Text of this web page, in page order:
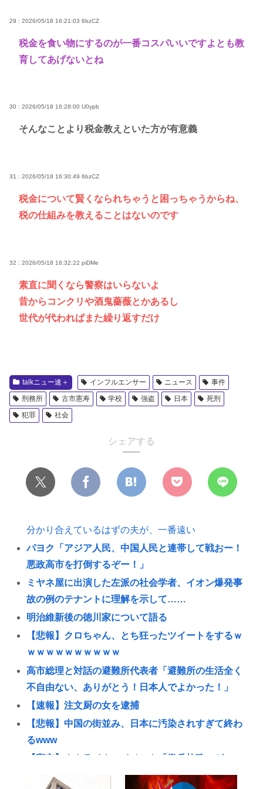
29 : 2026/05/18 16:21:03 6bzCZ
税金を食い物にするのが一番コスパいいですよとも教
育してあげないとね
30 : 2026/05/18 16:28:00 U0ypb
そんなことより税金教えといた方が有意義
31 : 2026/05/18 16:30:49 6bzCZ
税金について賢くなられちゃうと困っちゃうからね、
税の仕組みを教えることはないのです
32 : 2026/05/18 16:32:22 piDMe
素直に聞くなら警察はいらないよ
昔からコンクリや酒鬼薔薇とかあるし
世代が代わればまた繰り返すだけ
talkニュー速＋ インフルエンサー ニュース
事件
刑務所
古市憲寿 学校 強盗 日本
死刑
犯罪
社会
シェアする
分かり合えているはずの夫が、一番遠い
パヨク「アジア人民、中国人民と連帯して戦おー！
悪政高市を打倒するぞー！」
ミヤネ屋に出演した左派の社会学者、イオン爆発事
故の例のテナントに理解を示して……
明治維新後の徳川家について語る
【悲報】クロちゃん、とち狂ったツイートをするｗ
ｗｗｗｗｗｗｗｗｗｗ
高市総理と対話の避難所代表者「避難所の生活全く
不自由ない、ありがとう！日本人でよかった！」
【速報】注文厨の女を逮捕
【悲報】中国の街並み、日本に汚染されすぎて終わ
るwww
【高市】ウクライナのイベント「徴兵拉致」がこ
れ。もれなく特典付きで前線で銃弾orドローン爆弾